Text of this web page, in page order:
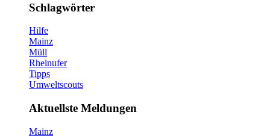
Schlagwörter
Hilfe
Mainz
Müll
Rheinufer
Tipps
Umweltscouts
Aktuellste Meldungen
Mainz